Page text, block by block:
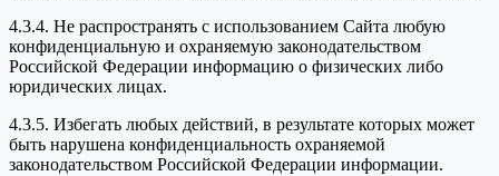
4.3.4. Не распространять с использованием Сайта любую
конфиденциальную и охраняемую законодательством
Российской Федерации информацию о физических либо
юридических лицах.
4.3.5. Избегать любых действий, в результате которых может
быть нарушена конфиденциальность охраняемой
законодательством Российской Федерации информации.